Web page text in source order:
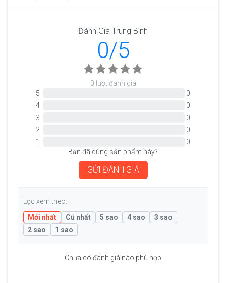
Đánh Giá Trung Bình
0/5
0 lượt đánh giá
5
0
4
0
3
0
2
0
1
0
Bạn đã dùng sản phẩm này?
GỬI ĐÁNH GIÁ
Lọc xem theo:
Mới nhất
Cũ nhất 5 sao 4 sao
3 sao
2 sao
1 sao
Chưa có đánh giá nào phù hợp